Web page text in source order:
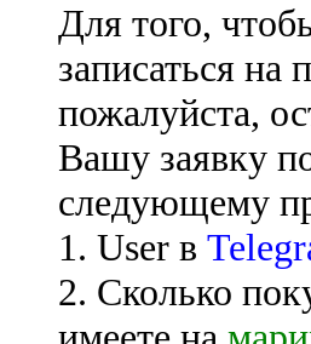
Для того,
записаться на
пожалуйста,
Вашу заявку
следующему
1. User в
2. Сколько